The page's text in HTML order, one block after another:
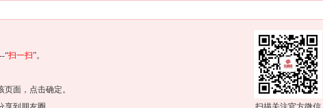
“扫一扫”。
面，点击确定。